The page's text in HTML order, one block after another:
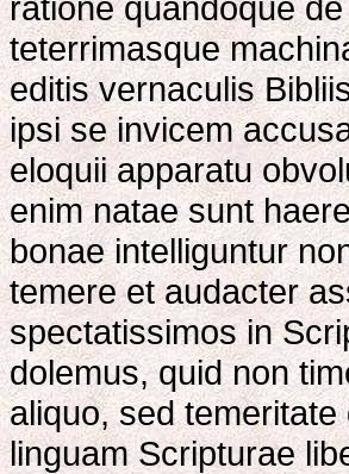
teterrimasque
editis vernaculis
ipsi se invicem
eloquii apparatu
enim natae sunt
bonae intelliguntur
temere et audacter
spectatissimos in
dolemus, quid non
aliquo, sed
linguam Scripturae